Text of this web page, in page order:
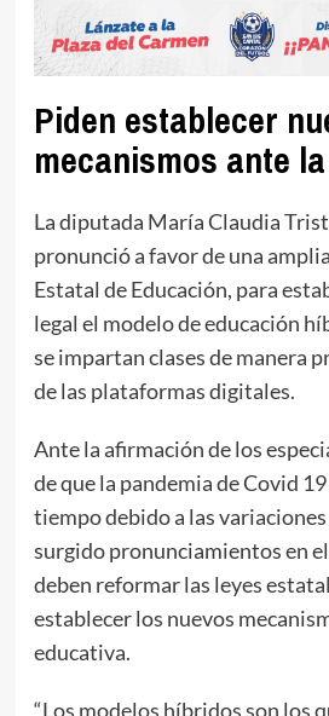
Piden establecer
mecanismos ante
La diputada María Claudia
pronunció a favor de una
Estatal de Educación, para
legal el modelo de educación
se impartan clases de manera
de las plataformas digitales.
Ante la afirmación de los
de que la pandemia de Covid
tiempo debido a las
surgido pronunciamientos en
deben reformar las leyes
establecer los nuevos
educativa.
“Los modelos híbridos son los